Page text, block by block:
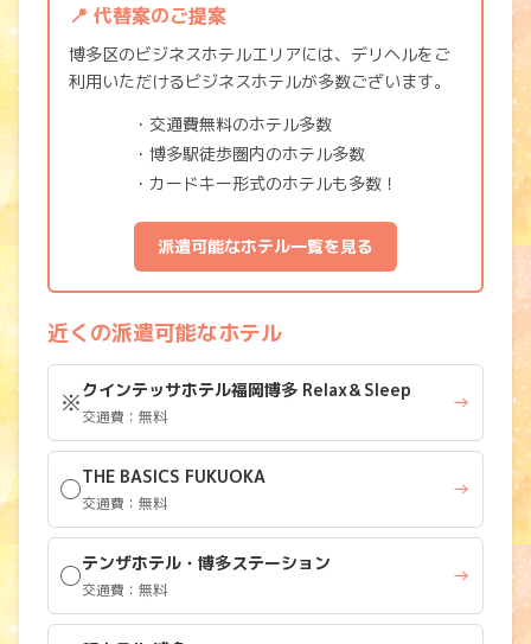
📍 代替案のご提案
博多区のビジネスホテルエリアには、デリヘルをご
利用いただけるビジネスホテルが多数ございます。
・交通費無料のホテル多数
・博多駅徒歩圏内のホテル多数
・カードキー形式のホテルも多数！
派遣可能なホテル一覧を見る
近くの派遣可能なホテル
※クインテッサホテル福岡博多 Relax＆Sleep
交通費：無料
→
◯THE BASICS FUKUOKA
交通費：無料
→
◯テンザホテル・博多ステーション
交通費：無料
→